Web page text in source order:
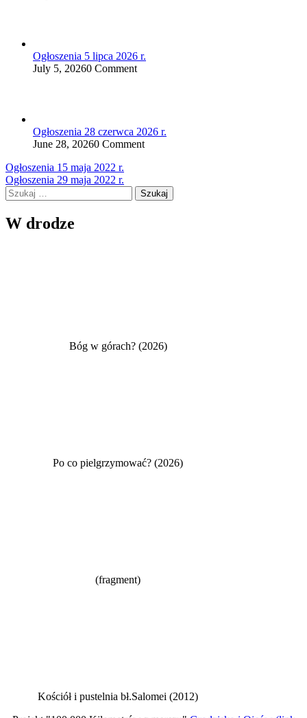
Ogłoszenia 5 lipca 2026 r.
July 5, 20260 Comment
Ogłoszenia 28 czerwca 2026 r.
June 28, 20260 Comment
Nawigacja
wpisu
Ogłoszenia 15 maja 2022 r.
Ogłoszenia 29 maja 2022 r.
Szukaj:
W drodze
Bóg w górach? (2026)
Po co pielgrzymować? (2026)
(fragment)
Kościół i pustelnia bł.Salomei (2012)